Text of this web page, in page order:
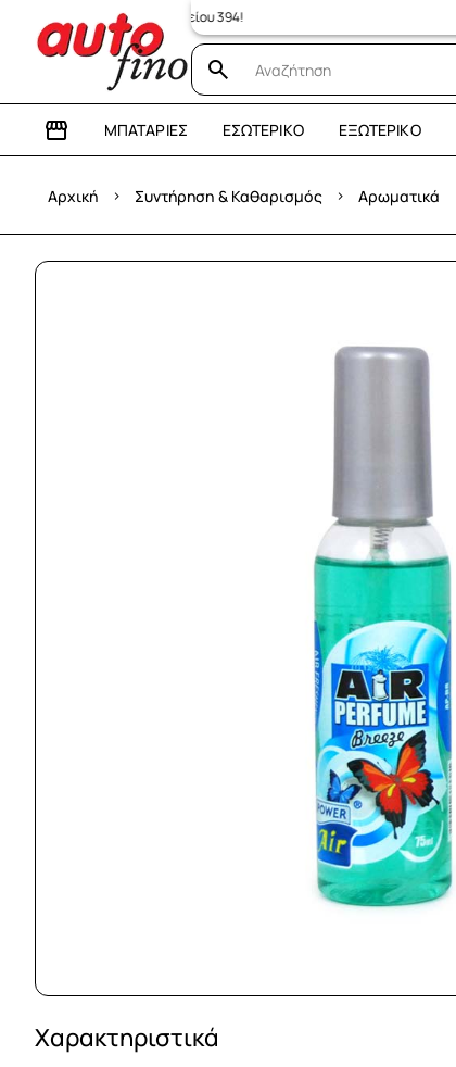
Λεωφόρος Ηρακλείου 394!
ΜΠΑΤΑΡΊΕΣ ΕΣΩΤΕΡΙΚΌ ΕΞΩΤΕΡΙΚΌ
Αρχική › Συντήρηση & Καθαρισμός › Αρωματικά
Χαρακτηριστικά